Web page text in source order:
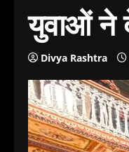
युवाओं ने
Divya Rashtra